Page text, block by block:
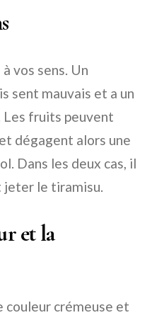
vos sens. Un
sent mauvais et a un
fruits peuvent
dégagent alors une
Dans les deux cas, il
jeter le tiramisu.
et la
couleur crémeuse et